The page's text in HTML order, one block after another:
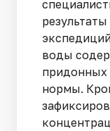
воды
придонных
нормы.